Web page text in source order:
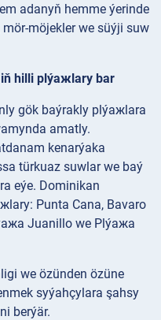
adanyň hemme ýerinde
möjekler we süýji suw
iň hilli plýaжlary bar
gök baýrakly plýaжlara
amatly.
kenarýaka
türkuaz suwlar we baý
eýe. Dominikan
Punta Cana, Bavaro
Juanillo we Plýaжa
we özünden özüne
syýahçylara şahsy
berýär.